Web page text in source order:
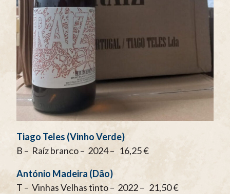
Tiago Teles (Vinho Verde)
B – Raíz branco – 2024 – 16,25 €
António Madeira (Dão)
T – Vinhas Velhas tinto – 2022 – 21,50 €